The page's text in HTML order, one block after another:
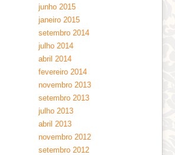
junho 2015
janeiro 2015
setembro 2014
julho 2014
abril 2014
fevereiro 2014
novembro 2013
setembro 2013
julho 2013
abril 2013
novembro 2012
setembro 2012